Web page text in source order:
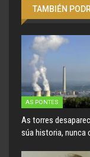
TAMBIÉN
AS PONTES
As torres
súa historia, nunca